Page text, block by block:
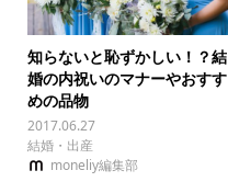
知らないと恥ずかしい！？結
婚の内祝いのマナーやおすす
めの品物
2017.06.27
結婚・出産
moneliy編集部